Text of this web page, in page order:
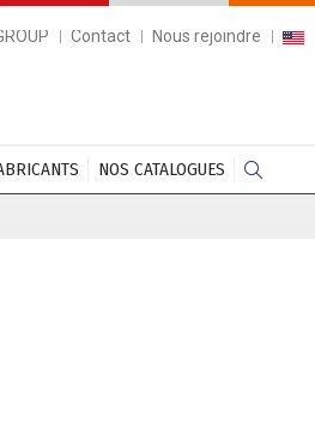
Contact Nous rejoindre
NOS CATALOGUES